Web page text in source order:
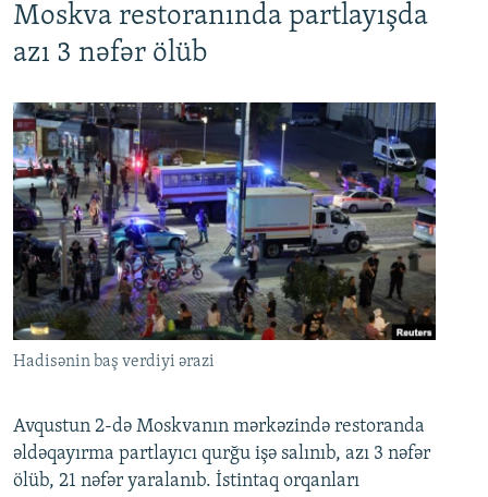
Moskva restoranında partlayışda
azı 3 nəfər ölüb
Hadisənin baş verdiyi ərazi
Avqustun 2-də Moskvanın mərkəzində restoranda
əldəqayırma partlayıcı qurğu işə salınıb, azı 3 nəfər
ölüb, 21 nəfər yaralanıb. İstintaq orqanları